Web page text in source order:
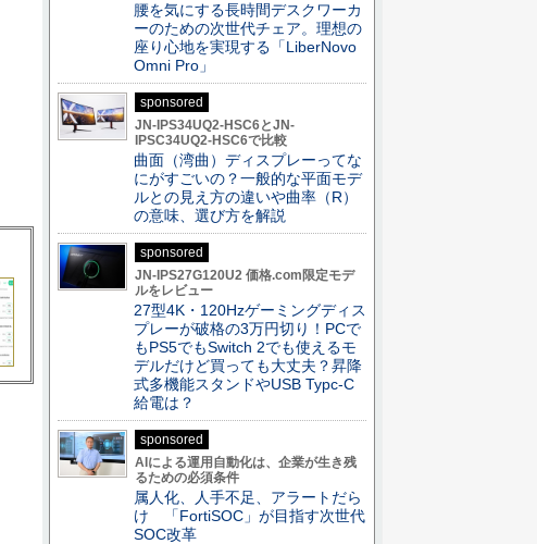
腰を気にする長時間デスクワーカ
ーのための次世代チェア。理想の
座り心地を実現する「LiberNovo
Omni Pro」
sponsored
JN-IPS34UQ2-HSC6とJN-
IPSC34UQ2-HSC6で比較
曲面（湾曲）ディスプレーってな
にがすごいの？一般的な平面モデ
ルとの見え方の違いや曲率（R）
の意味、選び方を解説
sponsored
JN-IPS27G120U2 価格.com限定モデ
ルをレビュー
27型4K・120Hzゲーミングディス
プレーが破格の3万円切り！PCで
もPS5でもSwitch 2でも使えるモ
デルだけど買っても大丈夫？昇降
式多機能スタンドやUSB Typc-C
給電は？
sponsored
AIによる運用自動化は、企業が生き残
るための必須条件
属人化、人手不足、アラートだら
け 「FortiSOC」が目指す次世代
SOC改革